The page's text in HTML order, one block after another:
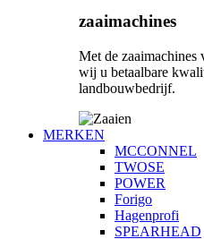
zaaimachines
Met de zaaimachines
wij u betaalbare
landbouwbedrijf.
MERKEN
MCCONNEL
TWOSE
POWER
Forigo
Hagenprofi
SPEARHEAD